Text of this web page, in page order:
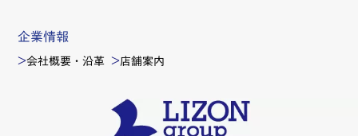
企業情報
会社概要・沿革 店舗案内